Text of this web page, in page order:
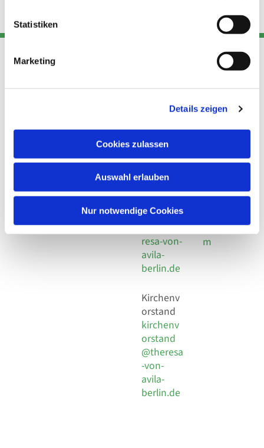
Statistiken
Marketing
Details zeigen
Cookies zulassen
Auswahl erlauben
Nur notwendige Cookies
Adresse
Kirchengemeinde Pfarrei
Hl. Theresa von Avila Berlin
Leitender Pfarrer - Norbert
Behaimstr. 39
Kont
Telefon
+49 30
924 64 28
Fax +49
30 924 54
18
E-Mail
info@the
resa-von-
avila-
berlin.de
Kirchenv
orstand
kirchenv
orstand
@theresa
-von-
avila-
berlin.de
Links
Datensch
utz
Social
Impressu
m